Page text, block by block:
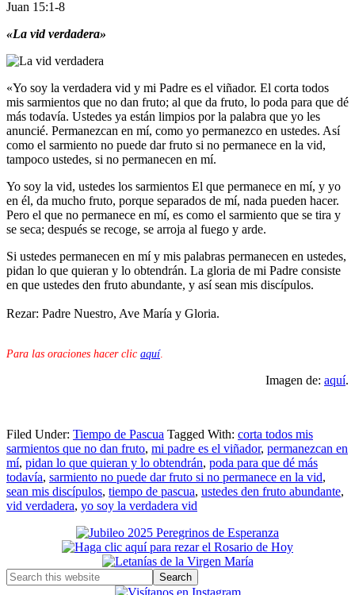
Juan 15:1-8
«La vid verdadera»
«Yo soy la verdadera vid y mi Padre es el viñador. El corta todos
mis sarmientos que no dan fruto; al que da fruto, lo poda para que dé
más todavía. Ustedes ya están limpios por la palabra que yo les
anuncié. Permanezcan en mí, como yo permanezco en ustedes. Así
como el sarmiento no puede dar fruto si no permanece en la vid,
tampoco ustedes, si no permanecen en mí.
Yo soy la vid, ustedes los sarmientos El que permanece en mí, y yo
en él, da mucho fruto, porque separados de mí, nada pueden hacer.
Pero el que no permanece en mí, es como el sarmiento que se tira y
se seca; después se recoge, se arroja al fuego y arde.
Si ustedes permanecen en mí y mis palabras permanecen en ustedes,
pidan lo que quieran y lo obtendrán. La gloria de mi Padre consiste
en que ustedes den fruto abundante, y así sean mis discípulos.
Rezar: Padre Nuestro, Ave María y Gloria.
Para las oraciones hacer clic aquí.
Imagen de: aquí.
Filed Under: Tiempo de Pascua Tagged With: corta todos mis
sarmientos que no dan fruto, mi padre es el viñador, permanezcan en
mí, pidan lo que quieran y lo obtendrán, poda para que dé más
todavía, sarmiento no puede dar fruto si no permanece en la vid,
sean mis discípulos, tiempo de pascua, ustedes den fruto abundante,
vid verdadera, yo soy la verdadera vid
Primary
Sidebar
Search
this